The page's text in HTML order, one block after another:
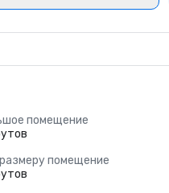
помещение
помещение